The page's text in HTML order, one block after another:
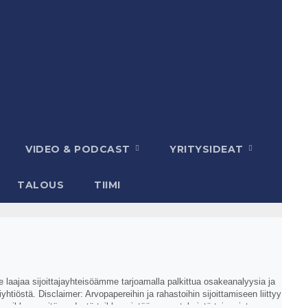
VIDEO & PODCAST YRITYSIDEAT
TALOUS TIIMI
sijoittajayhteisöämme tarjoamalla palkittua osakeanalyysia ja
Disclaimer: Arvopapereihin ja rahastoihin sijoittamiseen liittyy